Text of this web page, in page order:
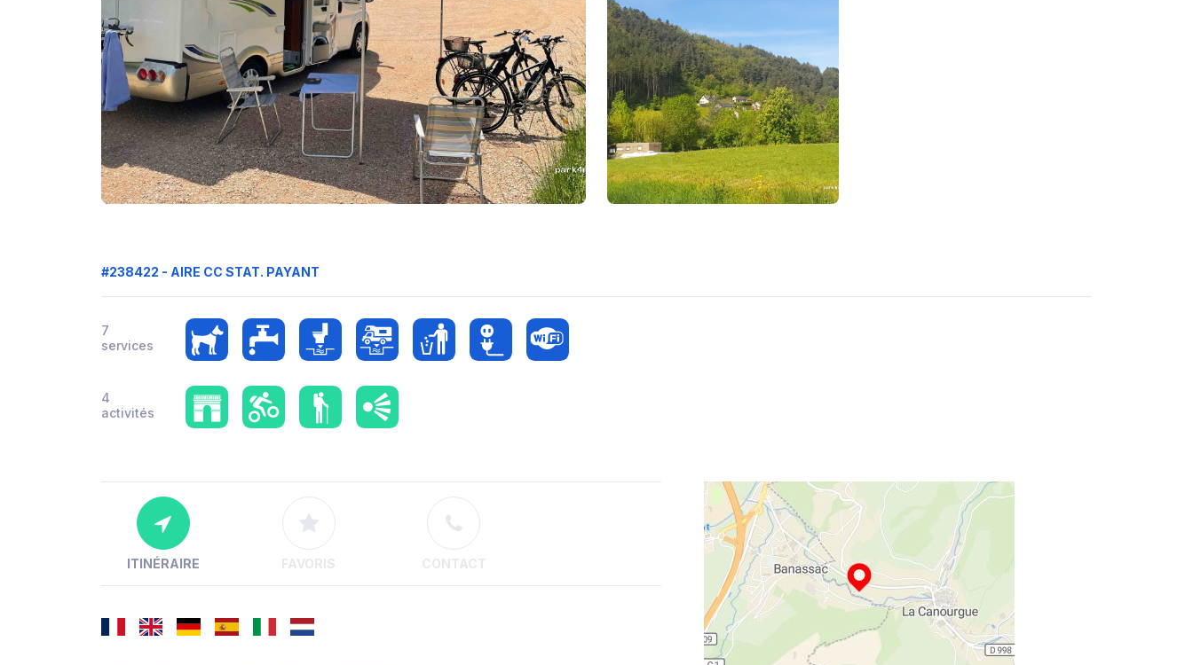
#238422 - AIRE CC STAT. PAYANT
7
services
4
activités
ITINÉRAIRE FAVORIS CONTACT